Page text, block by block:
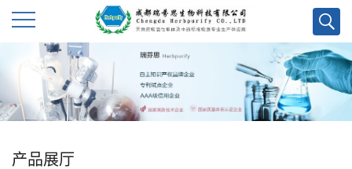
产品展厅